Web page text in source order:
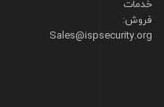
خدمات
فروش:
Sales@ispsecurity.org